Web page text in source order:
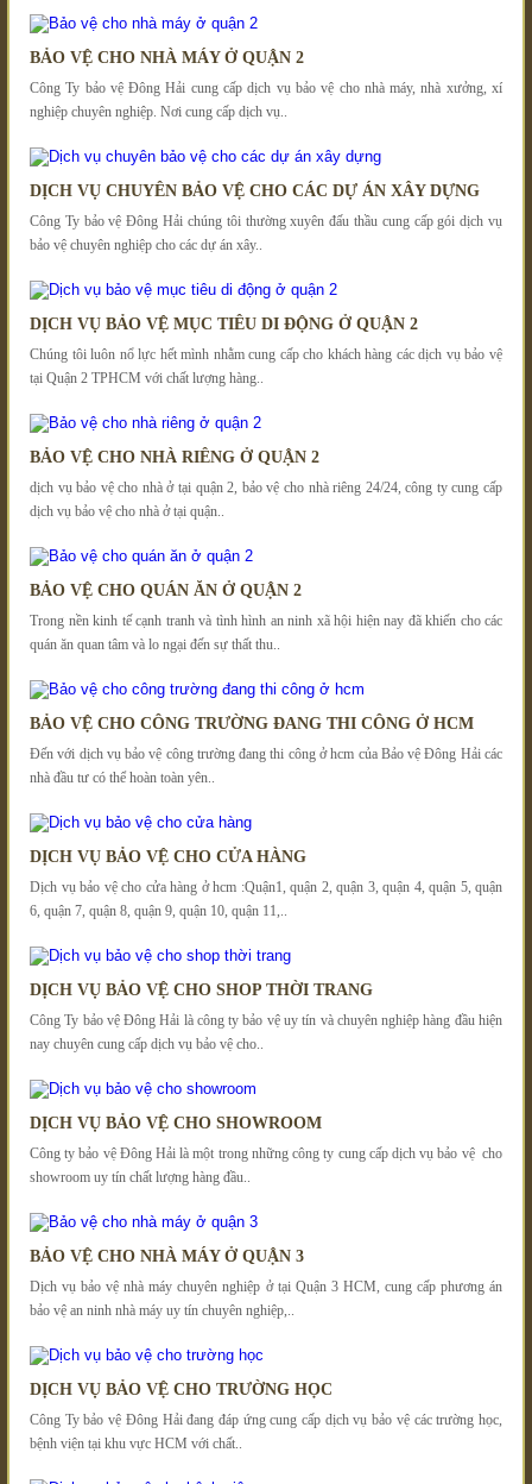
BẢO VỆ CHO NHÀ MÁY Ở QUẬN 2
Công Ty bảo vệ Đông Hải cung cấp dịch vụ bảo vệ cho nhà máy, nhà xưởng, xí
nghiệp chuyên nghiệp. Nơi cung cấp dịch vụ..
DỊCH VỤ CHUYÊN BẢO VỆ CHO CÁC DỰ ÁN XÂY DỰNG
Công Ty bảo vệ Đông Hải chúng tôi thường xuyên đấu thầu cung cấp gói dịch vụ
bảo vệ chuyên nghiệp cho các dự án xây..
DỊCH VỤ BẢO VỆ MỤC TIÊU DI ĐỘNG Ở QUẬN 2
Chúng tôi luôn nổ lực hết mình nhằm cung cấp cho khách hàng các dịch vụ bảo vệ
tại Quận 2 TPHCM với chất lượng hàng..
BẢO VỆ CHO NHÀ RIÊNG Ở QUẬN 2
dịch vụ bảo vệ cho nhà ở tại quận 2, bảo vệ cho nhà riêng 24/24, công ty cung cấp
dịch vụ bảo vệ cho nhà ở tại quận..
BẢO VỆ CHO QUÁN ĂN Ở QUẬN 2
Trong nền kinh tế cạnh tranh và tình hình an ninh xã hội hiện nay đã khiến cho các
quán ăn quan tâm và lo ngại đến sự thất thu..
BẢO VỆ CHO CÔNG TRƯỜNG ĐANG THI CÔNG Ở HCM
Đến với dịch vụ bảo vệ công trường đang thi công ở hcm của Bảo vệ Đông Hải các
nhà đầu tư có thể hoàn toàn yên..
DỊCH VỤ BẢO VỆ CHO CỬA HÀNG
Dịch vụ bảo vệ cho cửa hàng ở hcm :Quận1, quận 2, quận 3, quận 4, quận 5, quận
6, quận 7, quận 8, quận 9, quận 10, quận 11,..
DỊCH VỤ BẢO VỆ CHO SHOP THỜI TRANG
Công Ty bảo vệ Đông Hải là công ty bảo vệ uy tín và chuyên nghiệp hàng đầu hiện
nay chuyên cung cấp dịch vụ bảo vệ cho..
DỊCH VỤ BẢO VỆ CHO SHOWROOM
Công ty bảo vệ Đông Hải là một trong những công ty cung cấp dịch vụ bảo vệ cho
showroom uy tín chất lượng hàng đầu..
BẢO VỆ CHO NHÀ MÁY Ở QUẬN 3
Dịch vụ bảo vệ nhà máy chuyên nghiệp ở tại Quận 3 HCM, cung cấp phương án
bảo vệ an ninh nhà máy uy tín chuyên nghiệp,..
DỊCH VỤ BẢO VỆ CHO TRƯỜNG HỌC
Công Ty bảo vệ Đông Hải đang đáp ứng cung cấp dịch vụ bảo vệ các trường học,
bệnh viện tại khu vực HCM với chất..